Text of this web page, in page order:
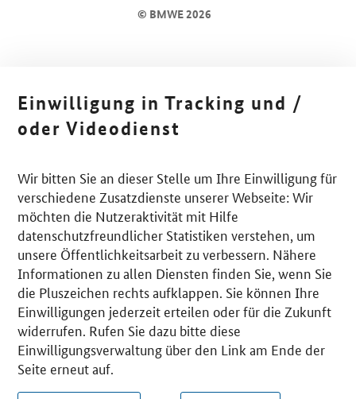
© BMWE 2026
Einwilligung in Tracking und /
oder Videodienst
Wir bitten Sie an dieser Stelle um Ihre Einwilligung für
verschiedene Zusatzdienste unserer Webseite: Wir
möchten die Nutzeraktivität mit Hilfe
datenschutzfreundlicher Statistiken verstehen, um
unsere Öffentlichkeitsarbeit zu verbessern. Nähere
Informationen zu allen Diensten finden Sie, wenn Sie
die Pluszeichen rechts aufklappen. Sie können Ihre
Einwilligungen jederzeit erteilen oder für die Zukunft
widerrufen. Rufen Sie dazu bitte diese
Einwilligungsverwaltung über den Link am Ende der
Seite erneut auf.